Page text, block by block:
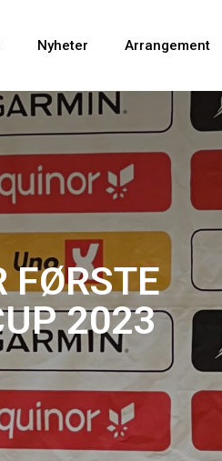
Nyheter Arrangement
FØRSTE
2023